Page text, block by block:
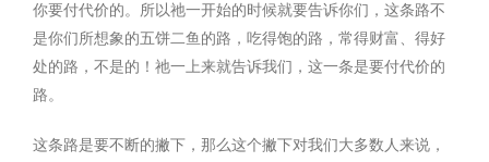
你要付代价的。所以祂一开始的时候就要告诉你们，这条路不
是你们所想象的五饼二鱼的路，吃得饱的路，常得财富、得好
处的路，不是的！祂一上来就告诉我们，这一条是要付代价的
路。
这条路是要不断的撇下，那么这个撇下对我们大多数人来说，